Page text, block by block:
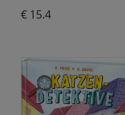
€ 15.4